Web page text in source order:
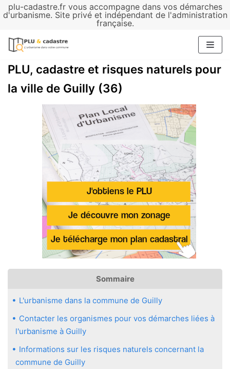
plu-cadastre.fr vous accompagne dans vos démarches
d'urbanisme. Site privé et indépendant de l'administration
française.
Aller
contenu
PLU, cadastre et risques naturels pour
la ville de Guilly (36)
Sommaire
L'urbanisme dans la commune de Guilly
Contacter les organismes pour vos démarches liées à
l'urbanisme à Guilly
Informations sur les risques naturels concernant la
commune de Guilly